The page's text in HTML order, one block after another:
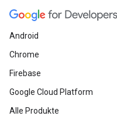
Android
Chrome
Firebase
Google Cloud Platform
Alle Produkte